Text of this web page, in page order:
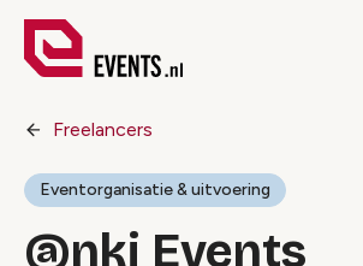
Freelancers
Eventorganisatie & uitvoering
@nki Events